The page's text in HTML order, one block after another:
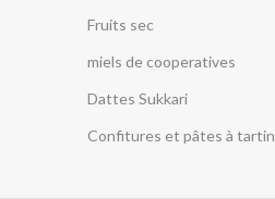
Fruits sec
miels de cooperatives
Dattes Sukkari
Confitures et pâtes à